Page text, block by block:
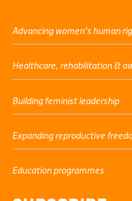
Advancing women’s human
Healthcare, rehabilitation &
Building feminist leadership
Expanding reproductive
Education programmes